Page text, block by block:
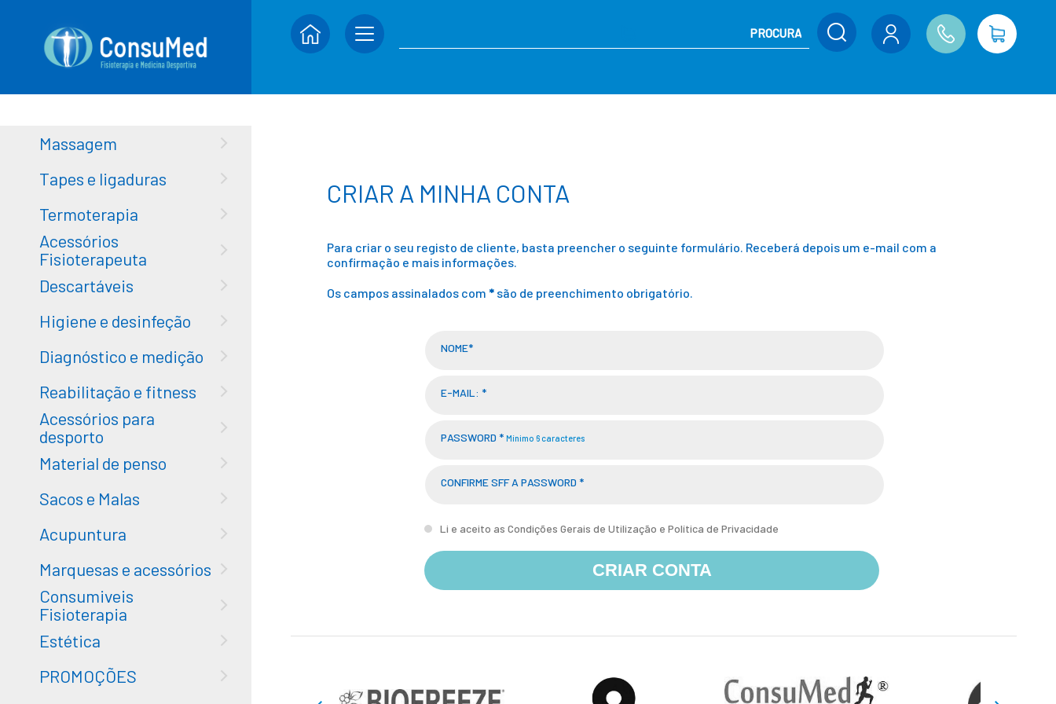
Massagem
Tapes e ligaduras
Termoterapia
Acessórios
Fisioterapeuta
Descartáveis
Higiene e desinfeção
Diagnóstico e medição
Reabilitação e fitness
Acessórios para
desporto
Material de penso
Sacos e Malas
Acupuntura
Marquesas e acessórios
Consumiveis
Fisioterapia
Estética
PROMOÇÕES
CRIAR A MINHA CONTA
Para criar o seu registo de cliente, basta preencher o seguinte formulário. Receberá depois um e-mail com a
confirmação e mais informações.
Os campos assinalados com * são de preenchimento obrigatório.
NOME*
E-MAIL: *
PASSWORD * Mínimo 6 caracteres
CONFIRME SFF A PASSWORD *
Li e aceito as Condições Gerais de Utilização e Política de Privacidade
CRIAR CONTA